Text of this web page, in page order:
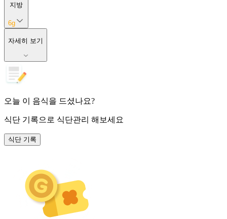
지방
6g
자세히 보기
오늘 이 음식을 드셨나요?
식단 기록으로 식단관리 해보세요
식단 기록